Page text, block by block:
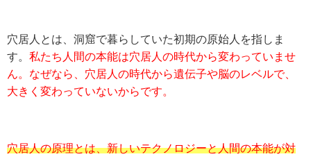
穴居人とは、洞窟で暮らしていた初期の原始人を指しま
す。 私たち人間の本能は穴居人の時代から変わっていませ
ん。なぜなら、穴居人の時代から遺伝子や脳のレベルで、
大きく変わっていないからです。
穴居人の原理とは、新しいテクノロジーと人間の本能が対